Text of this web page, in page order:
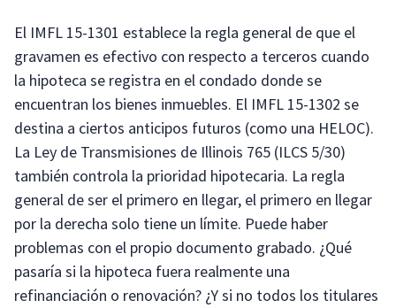
El IMFL 15-1301 establece la regla general de que el
gravamen es efectivo con respecto a terceros cuando
la hipoteca se registra en el condado donde se
encuentran los bienes inmuebles. El IMFL 15-1302 se
destina a ciertos anticipos futuros (como una HELOC).
La Ley de Transmisiones de Illinois 765 (ILCS 5/30)
también controla la prioridad hipotecaria. La regla
general de ser el primero en llegar, el primero en llegar
por la derecha solo tiene un límite. Puede haber
problemas con el propio documento grabado. ¿Qué
pasaría si la hipoteca fuera realmente una
refinanciación o renovación? ¿Y si no todos los titulares